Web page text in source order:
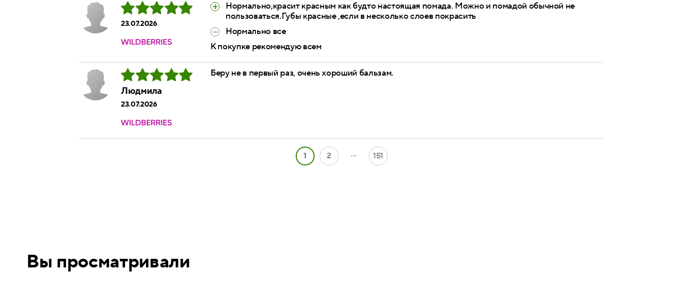
23.07.2026
Нормально,красит красным как будто настоящая помада. Можно и помадой обычной не
пользоваться.Губы красные ,если в несколько слоев покрасить
Нормально все
К покупке рекомендую всем
Людмила
23.07.2026
Беру не в первый раз, очень хороший бальзам.
1 2 ... 151
Вы просматривали